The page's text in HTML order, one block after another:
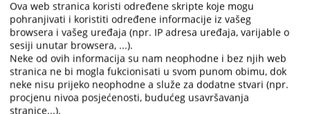
calendar
and
select
a
date.
Press
the
question
calendar
and
select
a
date.
Press
the
Ova web stranica koristi određene skripte koje mogu
pohranjivati i koristiti određene informacije iz vašeg
browsera i vašeg uređaja (npr. IP adresa uređaja, varijable o
sesiji unutar browsera, ...).
Neke od ovih informacija su nam neophodne i bez njih web
stranica ne bi mogla fukcionisati u svom punom obimu, dok
neke nisu prijeko neophodne a služe za dodatne stvari (npr.
procjenu nivoa posjećenosti, budućeg usavršavanja
stranice...).